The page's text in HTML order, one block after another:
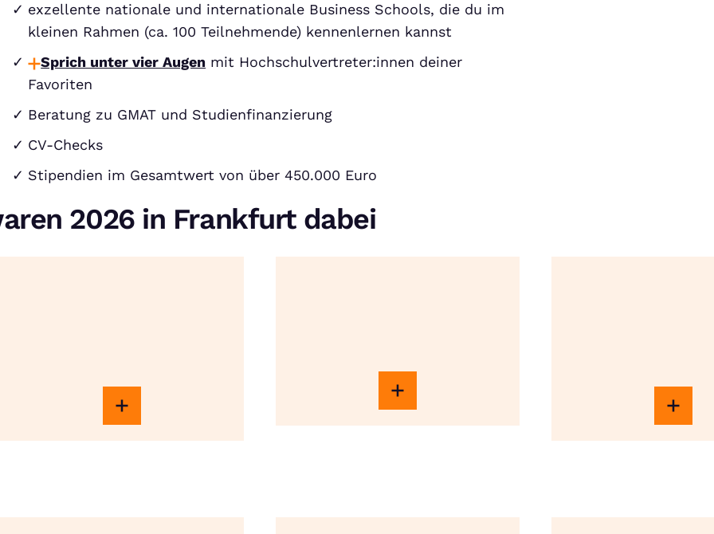
exzellente nationale und internationale Business Schools, die du im
kleinen Rahmen (ca. 100 Teilnehmende) kennenlernen kannst
Sprich unter vier Augen mit Hochschulvertreter:innen deiner
Favoriten
Beratung zu GMAT und Studienfinanzierung
CV-Checks
Stipendien im Gesamtwert von über 450.000 Euro
2026 in Frankfurt dabei